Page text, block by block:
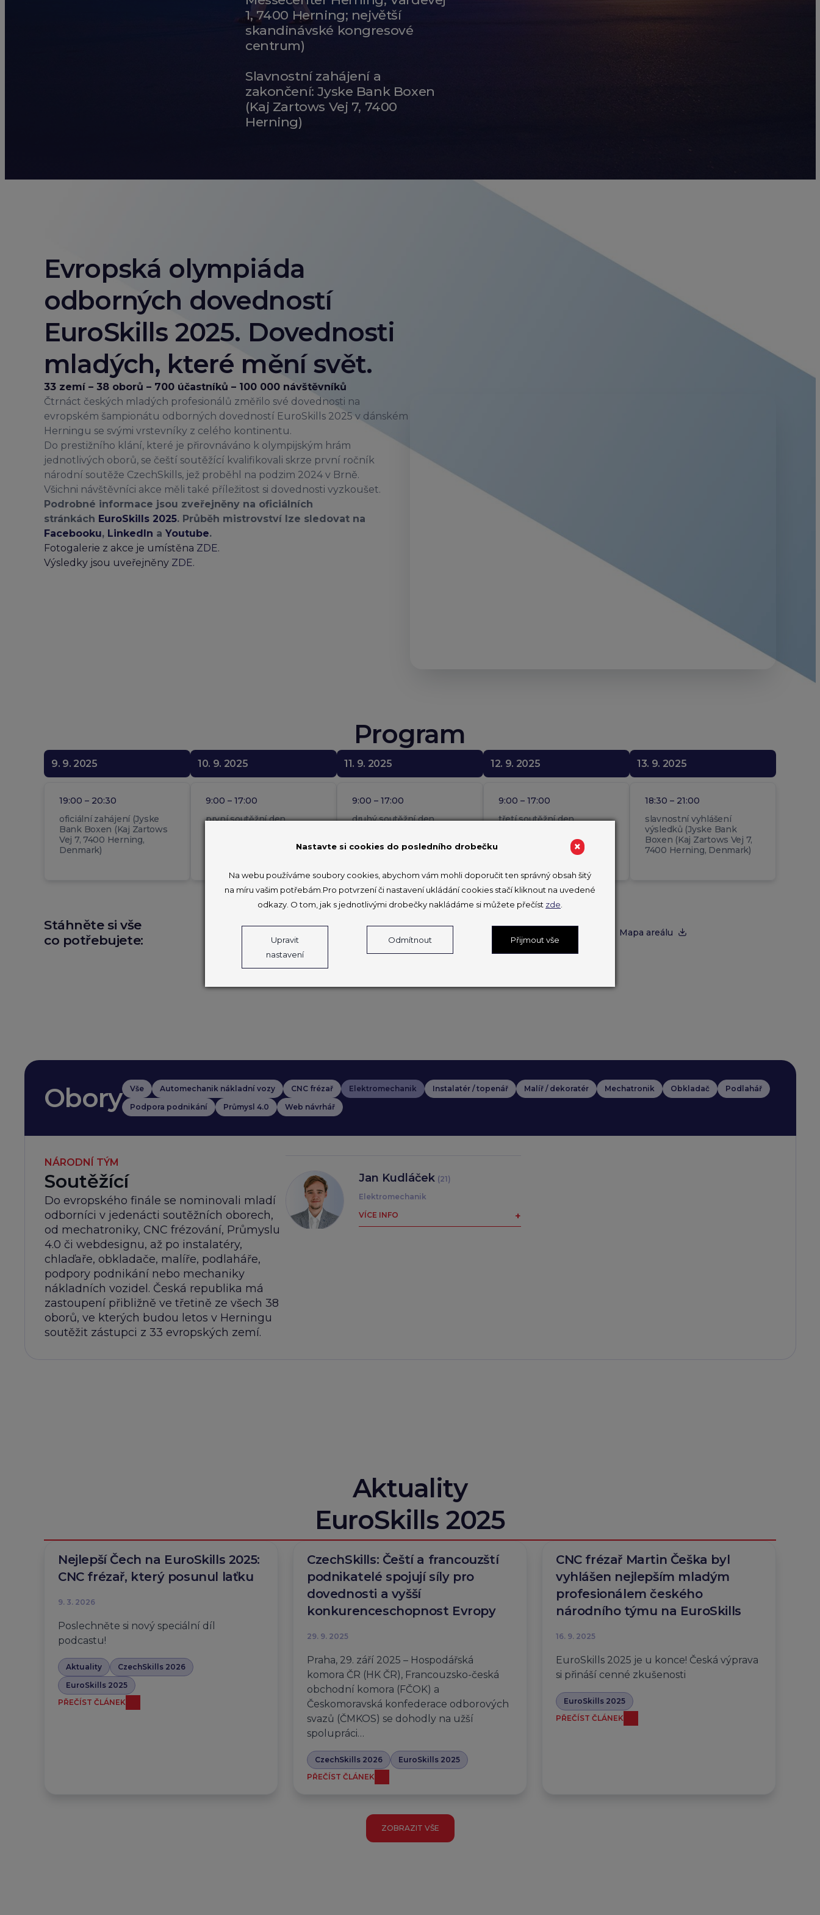
1, 7400 Herning; největší
skandinávské kongresové
centrum)
Slavnostní zahájení a
zakončení: Jyske Bank Boxen
(Kaj Zartows Vej 7, 7400
Herning)
Evropská olympiáda
odborných dovedností
EuroSkills 2025. Dovednosti
mladých, které mění svět.
33 zemí – 38 oborů – 700 účastníků – 100 000 návštěvníků
Čtrnáct českých mladých profesionálů změřilo své dovednosti na
evropském šampionátu odborných dovedností EuroSkills 2025 v dánském
Herningu se svými vrstevníky z celého kontinentu.
Do prestižního klání, které je přirovnáváno k olympijským hrám
jednotlivých oborů, se čeští soutěžící kvalifikovali skrze první ročník
národní soutěže CzechSkills, jež proběhl na podzim 2024 v Brně.
Všichni návštěvníci akce měli také příležitost si dovednosti vyzkoušet.
Podrobné informace jsou zveřejněny na oficiálních
stránkách EuroSkills 2025. Průběh mistrovství lze sledovat na
Facebooku, LinkedIn a Youtube.
Fotogalerie z akce je umístěna ZDE.
Výsledky jsou uveřejněny ZDE.
Program
9. 9. 2025
19:00 – 20:30
oficiální zahájení (Jyske
Bank Boxen (Kaj Zartows
Vej 7, 7400 Herning,
Denmark)
10. 9. 2025
9:00 – 17:00
první soutěžní den
11. 9. 2025
9:00 – 17:00
druhý soutěžní den
12. 9. 2025
9:00 – 17:00
třetí soutěžní den
návštěva ministrů školství
13. 9. 2025
18:30 – 21:00
slavnostní vyhlášení
výsledků (Jyske Bank
Boxen (Kaj Zartows Vej 7,
7400 Herning, Denmark)
Stáhněte si vše
co potřebujete:
Mapa areálu
Obory Vše Automechanik nákladní vozy CNC frézař Elektromechanik Instalatér / topenář Malíř / dekoratér Mechatronik Obkladač
Podlahář
Podpora podnikání
Průmysl 4.0 Web návrhář
NÁRODNÍ TÝM
Soutěžící
Do evropského finále se nominovali mladí
odborníci v jedenácti soutěžních oborech,
od mechatroniky, CNC frézování, Průmyslu
4.0 či webdesignu, až po instalatéry,
chlaďaře, obkladače, malíře, podlaháře,
podpory podnikání nebo mechaniky
nákladních vozidel. Česká republika má
zastoupení přibližně ve třetině ze všech 38
oborů, ve kterých budou letos v Herningu
soutěžit zástupci z 33 evropských zemí.
Jan Kudláček (21)
Elektromechanik
Pochází z Dobrušky, bude
soutěžit
chladící a klimatizační
techniky
Aktuality
EuroSkills 2025
Nejlepší Čech na EuroSkills 2025:
CNC frézař, který posunul laťku
9. 3. 2026
Poslechněte si nový speciální díl
podcastu!
Aktuality
CzechSkills 2026
EuroSkills 2025
PŘEČÍST ČLÁNEK
CzechSkills: Čeští a francouzští
podnikatelé spojují síly pro
dovednosti a vyšší
konkurenceschopnost Evropy
29. 9. 2025
Praha, 29. září 2025 – Hospodářská
komora ČR (HK ČR), Francouzsko-česká
obchodní komora (FČOK) a
Českomoravská konfederace odborových
svazů (ČMKOS) se dohodly na užší
spolupráci…
CzechSkills 2026
EuroSkills 2025
PŘEČÍST ČLÁNEK
CNC frézař Martin Češka byl
vyhlášen nejlepším mladým
profesionálem českého
národního týmu na EuroSkills
16. 9. 2025
EuroSkills 2025 je u konce! Česká výprava
si přináší cenné zkušenosti
EuroSkills 2025
PŘEČÍST ČLÁNEK
ZOBRAZIT VŠE
×
Nastavte si cookies do posledního drobečku
Na webu používáme soubory cookies, abychom vám mohli doporučit ten správný obsah šitý
na míru vašim potřebám.Pro potvrzení či nastavení ukládání cookies stačí kliknout na uvedené
odkazy. O tom, jak s jednotlivými drobečky nakládáme si můžete přečíst zde
Upravit
nastavení
Odmítnout Přijmout vše